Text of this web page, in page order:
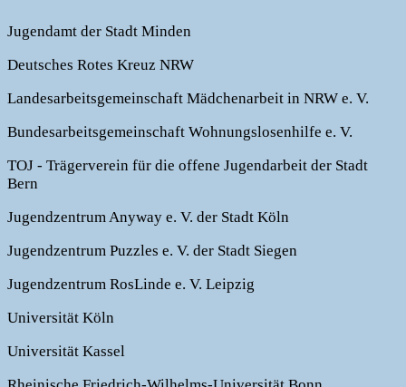
Jugendamt der Stadt Minden
Deutsches Rotes Kreuz NRW
Landesarbeitsgemeinschaft Mädchenarbeit in NRW e. V.
Bundesarbeitsgemeinschaft Wohnungslosenhilfe e. V.
TOJ - Trägerverein für die offene Jugendarbeit der Stadt
Bern
Jugendzentrum Anyway e. V. der Stadt Köln
Jugendzentrum Puzzles e. V. der Stadt Siegen
Jugendzentrum RosLinde e. V. Leipzig
Universität Köln
Universität Kassel